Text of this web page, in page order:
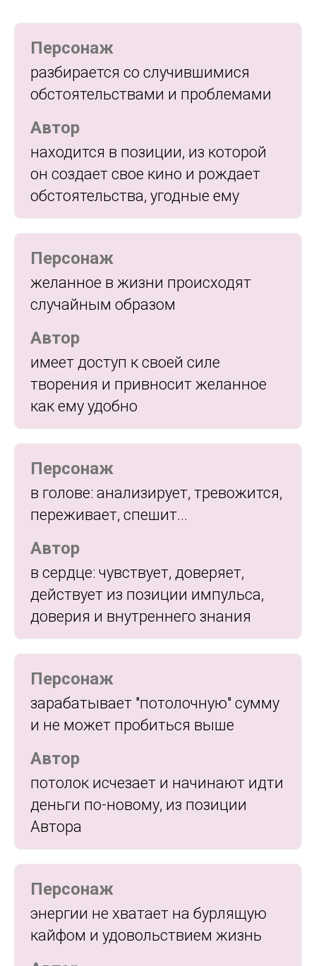
Персонаж
разбирается со случившимися
обстоятельствами и проблемами
Автор
находится в позиции, из которой
он создает свое кино и рождает
обстоятельства, угодные ему
Персонаж
желанное в жизни происходят
случайным образом
Автор
имеет доступ к своей силе
творения и привносит желанное
как ему удобно
Персонаж
в голове: анализирует, тревожится,
переживает, спешит...
Автор
в сердце: чувствует, доверяет,
действует из позиции импульса,
доверия и внутреннего знания
Персонаж
зарабатывает "потолочную" сумму
и не может пробиться выше
Автор
потолок исчезает и начинают идти
деньги по-новому, из позиции
Автора
Персонаж
энергии не хватает на бурлящую
кайфом и удовольствием жизнь